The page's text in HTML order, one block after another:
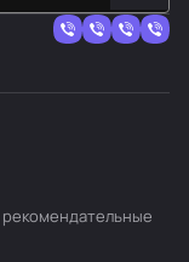
рекомендательные